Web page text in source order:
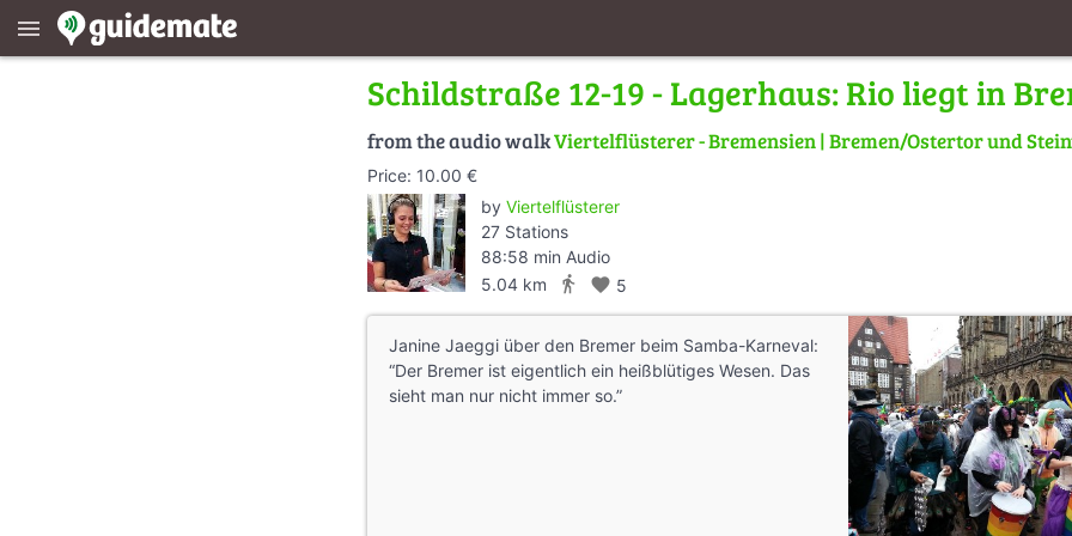
menu
Schildstraße 12-19 - Lagerhaus: Rio liegt in
from the audio walkViertelflüsterer - Bremensien | Bremen/Ostertor und
Price: 10.00 €
by Viertelflüsterer
27 Stations
88:58 min Audio
5.04 km
directions_walk favorite 5
Janine Jaeggi über den Bremer beim Samba-Karneval:
“Der Bremer ist eigentlich ein heißblütiges Wesen. Das
sieht man nur nicht immer so.”